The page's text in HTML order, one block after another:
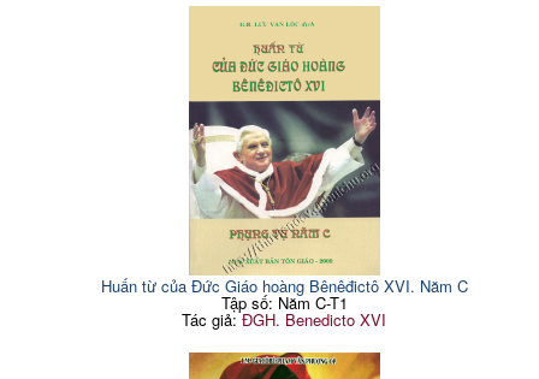
Huấn từ của Đức Giáo hoàng Bênêđictô XVI. Năm C
Tập số: Năm C-T1
Tác giả:ĐGH. Benedicto XVI